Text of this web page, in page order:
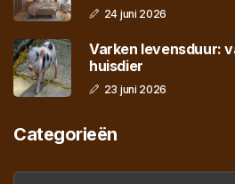
24 juni 2026
Varken levensduur:
huisdier
23 juni 2026
Categorieën